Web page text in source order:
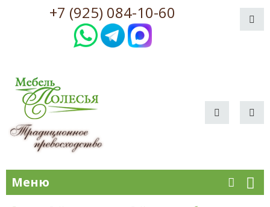
+7 (925) 084-10-60
Меню